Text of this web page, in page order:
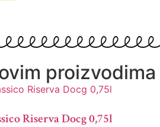
proizvodima
Riserva Docg 0,75l